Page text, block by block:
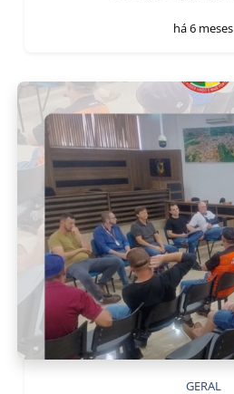
há 6 meses
GERAL